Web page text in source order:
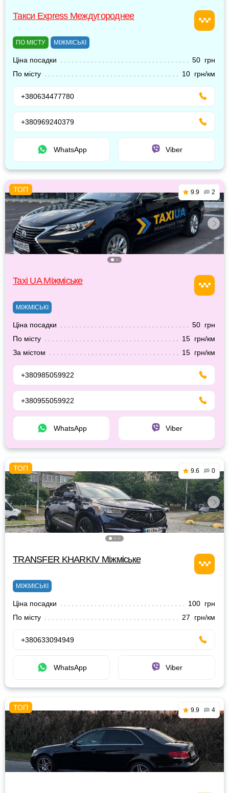
Такси Express Междугороднее
ПО МІСТУ МІЖМІСЬКІ
Ціна посадки
50 грн
По місту
10 грн/км
+380634477780
+380969240379
WhatsApp Viber
9.9 2
Taxi UA Міжміське
МІЖМІСЬКІ
Ціна посадки
50 грн
По місту
15 грн/км
За містом
15 грн/км
+380985059922
+380955059922
WhatsApp Viber
9.6 0
TRANSFER KHARKIV Міжміське
МІЖМІСЬКІ
Ціна посадки
100 грн
По місту
27 грн/км
+380633094949
WhatsApp Viber
9.9 4